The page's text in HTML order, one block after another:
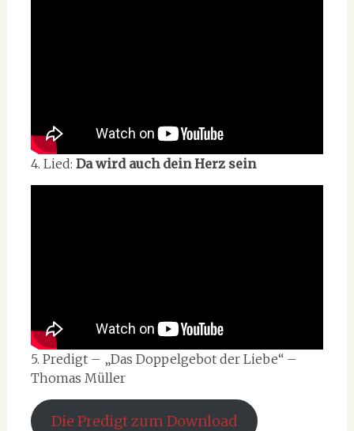
4. Lied: Da wird auch dein Herz sein
5. Predigt – „Das Doppelgebot der Liebe“ –
Thomas Müller
Die Predigt zum Download